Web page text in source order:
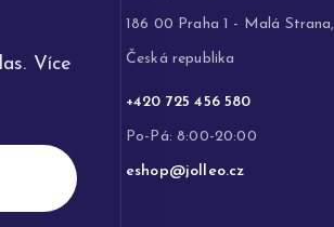
Více
186 00 Praha 1 - Malá Strana,
Česká republika
+420 725 456 580
Po-Pá: 8:00-20:00
eshop@jolleo.cz